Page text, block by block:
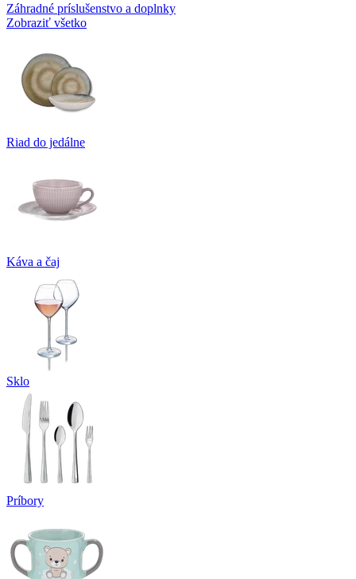
Záhradné príslušenstvo a doplnky
Zobraziť všetko
Riad do jedálne
Káva a čaj
Sklo
Príbory